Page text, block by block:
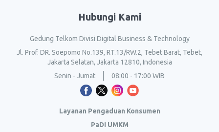
Hubungi Kami
Gedung Telkom Divisi Digital Business & Technology
Jl. Prof. DR. Soepomo No.139, RT.13/RW.2, Tebet Barat, Tebet,
Jakarta Selatan, Jakarta 12810, Indonesia
Senin - Jumat
08:00 - 17:00 WIB
Layanan Pengaduan Konsumen
PaDi UMKM